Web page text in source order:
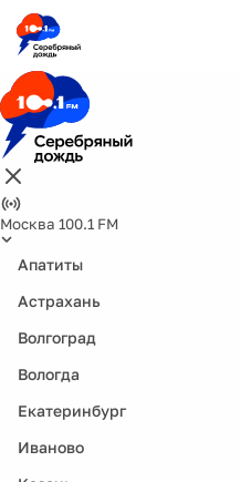
Москва 100.1 FM
Апатиты
Астрахань
Волгоград
Вологда
Екатеринбург
Иваново